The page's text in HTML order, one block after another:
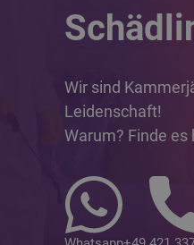
Wir sind
Leidenschaft!
Warum? Finde es